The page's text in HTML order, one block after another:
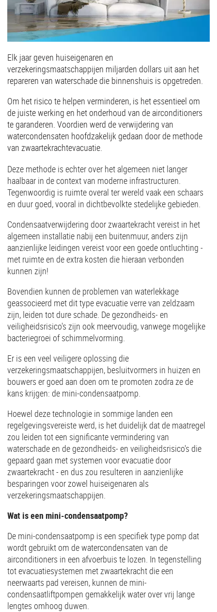
Elk jaar geven huiseigenaren en
verzekeringsmaatschappijen miljarden dollars uit aan het
repareren van waterschade die binnenshuis is opgetreden.
Om het risico te helpen verminderen, is het essentieel om
de juiste werking en het onderhoud van de airconditioners
te garanderen. Voordien werd de verwijdering van
watercondensaten hoofdzakelijk gedaan door de methode
van zwaartekrachtevacuatie.
Deze methode is echter over het algemeen niet langer
haalbaar in de context van moderne infrastructuren.
Tegenwoordig is ruimte overal ter wereld vaak een schaars
en duur goed, vooral in dichtbevolkte stedelijke gebieden.
Condensaatverwijdering door zwaartekracht vereist in het
algemeen installatie nabij een buitenmuur, anders zijn
aanzienlijke leidingen vereist voor een goede ontluchting -
met ruimte en de extra kosten die hieraan verbonden
kunnen zijn!
Bovendien kunnen de problemen van waterlekkage
geassocieerd met dit type evacuatie verre van zeldzaam
zijn, leiden tot dure schade. De gezondheids- en
veiligheidsrisico's zijn ook meervoudig, vanwege mogelijke
bacteriegroei of schimmelvorming.
Er is een veel veiligere oplossing die
verzekeringsmaatschappijen, besluitvormers in huizen en
bouwers er goed aan doen om te promoten zodra ze de
kans krijgen: de mini-condensaatpomp.
Hoewel deze technologie in sommige landen een
regelgevingsvereiste werd, is het duidelijk dat de maatregel
zou leiden tot een significante vermindering van
waterschade en de gezondheids- en veiligheidsrisico's die
gepaard gaan met systemen voor evacuatie door
zwaartekracht - en dus zou resulteren in aanzienlijke
besparingen voor zowel huiseigenaren als
verzekeringsmaatschappijen.
Wat is een mini-condensaatpomp?
De mini-condensaatpomp is een specifiek type pomp dat
wordt gebruikt om de watercondensaten van de
airconditioners in een afvoerbuis te lozen. In tegenstelling
tot evacuatiesystemen met zwaartekracht die een
neerwaarts pad vereisen, kunnen de mini-
condensaatliftpompen gemakkelijk water over vrij lange
lengtes omhoog duwen.